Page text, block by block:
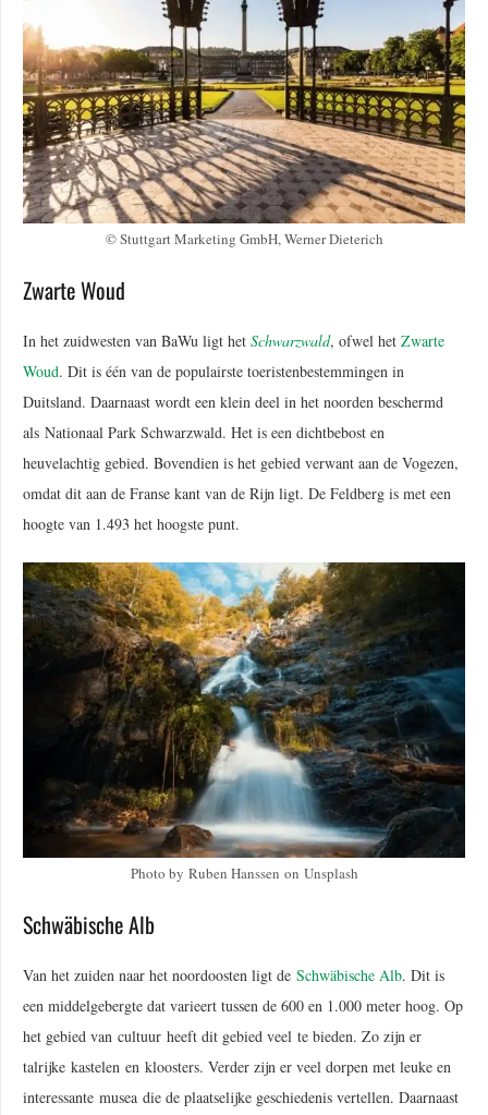
© Stuttgart Marketing GmbH, Werner Dieterich
Zwarte Woud
In het zuidwesten van BaWu ligt het Schwarzwald, ofwel het Zwarte
Woud. Dit is één van de populairste toeristenbestemmingen in
Duitsland. Daarnaast wordt een klein deel in het noorden beschermd
als Nationaal Park Schwarzwald. Het is een dichtbebost en
heuvelachtig gebied. Bovendien is het gebied verwant aan de Vogezen,
omdat dit aan de Franse kant van de Rijn ligt. De Feldberg is met een
hoogte van 1.493 het hoogste punt.
Photo by Ruben Hanssen on Unsplash
Schwäbische Alb
Van het zuiden naar het noordoosten ligt de Schwäbische Alb. Dit is
een middelgebergte dat varieert tussen de 600 en 1.000 meter hoog. Op
het gebied van cultuur heeft dit gebied veel te bieden. Zo zijn er
talrijke kastelen en kloosters. Verder zijn er veel dorpen met leuke en
interessante musea die de plaatselijke geschiedenis vertellen. Daarnaast